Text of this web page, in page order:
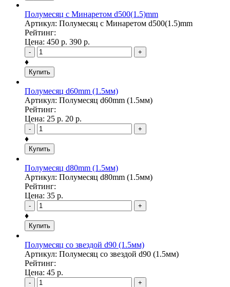
Полумесяц с Минаретом d500(1.5)mm
Артикул: Полумесяц с Минаретом d500(1.5)mm
Рейтинг:
Цена: 450 р. 390 р.
- +
♦
Купить
Полумесяц d60mm (1.5мм)
Артикул: Полумесяц d60mm (1.5мм)
Рейтинг:
Цена: 25 р. 20 р.
- +
♦
Купить
Полумесяц d80mm (1.5мм)
Артикул: Полумесяц d80mm (1.5мм)
Рейтинг:
Цена: 35 р.
- +
♦
Купить
Полумесяц со звездой d90 (1.5мм)
Артикул: Полумесяц со звездой d90 (1.5мм)
Рейтинг:
Цена: 45 р.
- +